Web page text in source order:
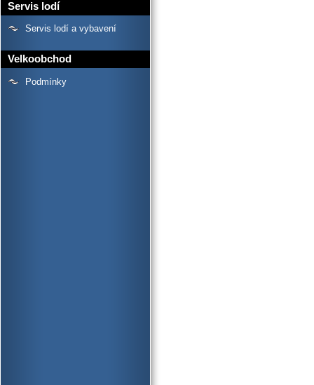
Servis lodí
Servis lodí a vybavení
Velkoobchod
Podmínky